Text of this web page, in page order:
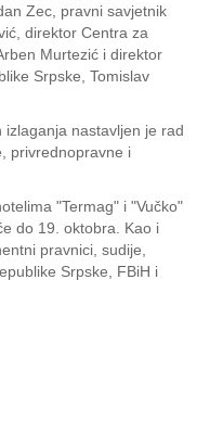
Zec, pravni savjetnik
direktor Centra za
Murtezić i direktor
Srpske, Tomislav
nastavljen je rad
privrednopravne i
"Termag" i "Vučko"
do 19. oktobra. Kao i
pravnici, sudije,
Srpske, FBiH i